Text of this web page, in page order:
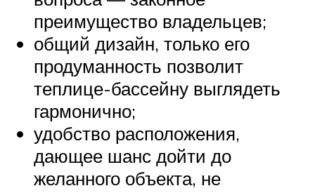
преимущество владельцев;
общий дизайн, только его
продуманность позволит
теплице-бассейну выглядеть
гармонично;
удобство расположения,
дающее шанс дойти до
желанного объекта, не